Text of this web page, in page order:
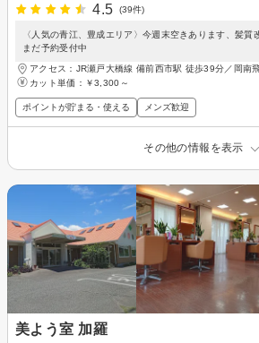
4.5
(39件)
〈人気の青江、豊成エリア〉今週末空きあります、髪質
まだ予約受付中
アクセス：JR瀬戸大橋線 備前西市駅 徒歩39分／岡南
カット単価： ￥3,300～
ポイントが貯まる・使える メンズ歓迎
その他の情報を表示
美よう室 加羅